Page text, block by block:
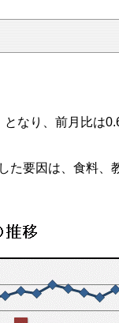
なり、前月比は
要因は、食料、